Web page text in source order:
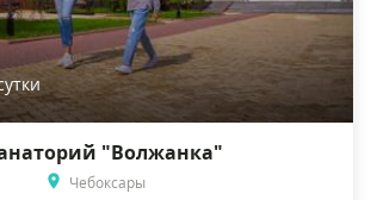
"Волжанка"
Чебоксары